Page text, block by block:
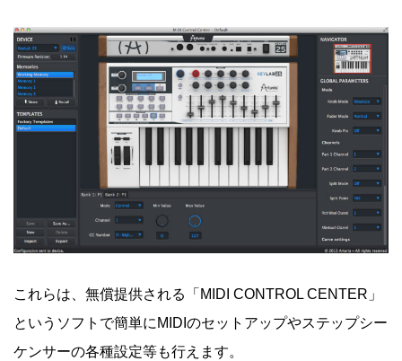
これらは、無償提供される「MIDI CONTROL CENTER」
というソフトで簡単にMIDIのセットアップやステップシー
ケンサーの各種設定等も行えます。